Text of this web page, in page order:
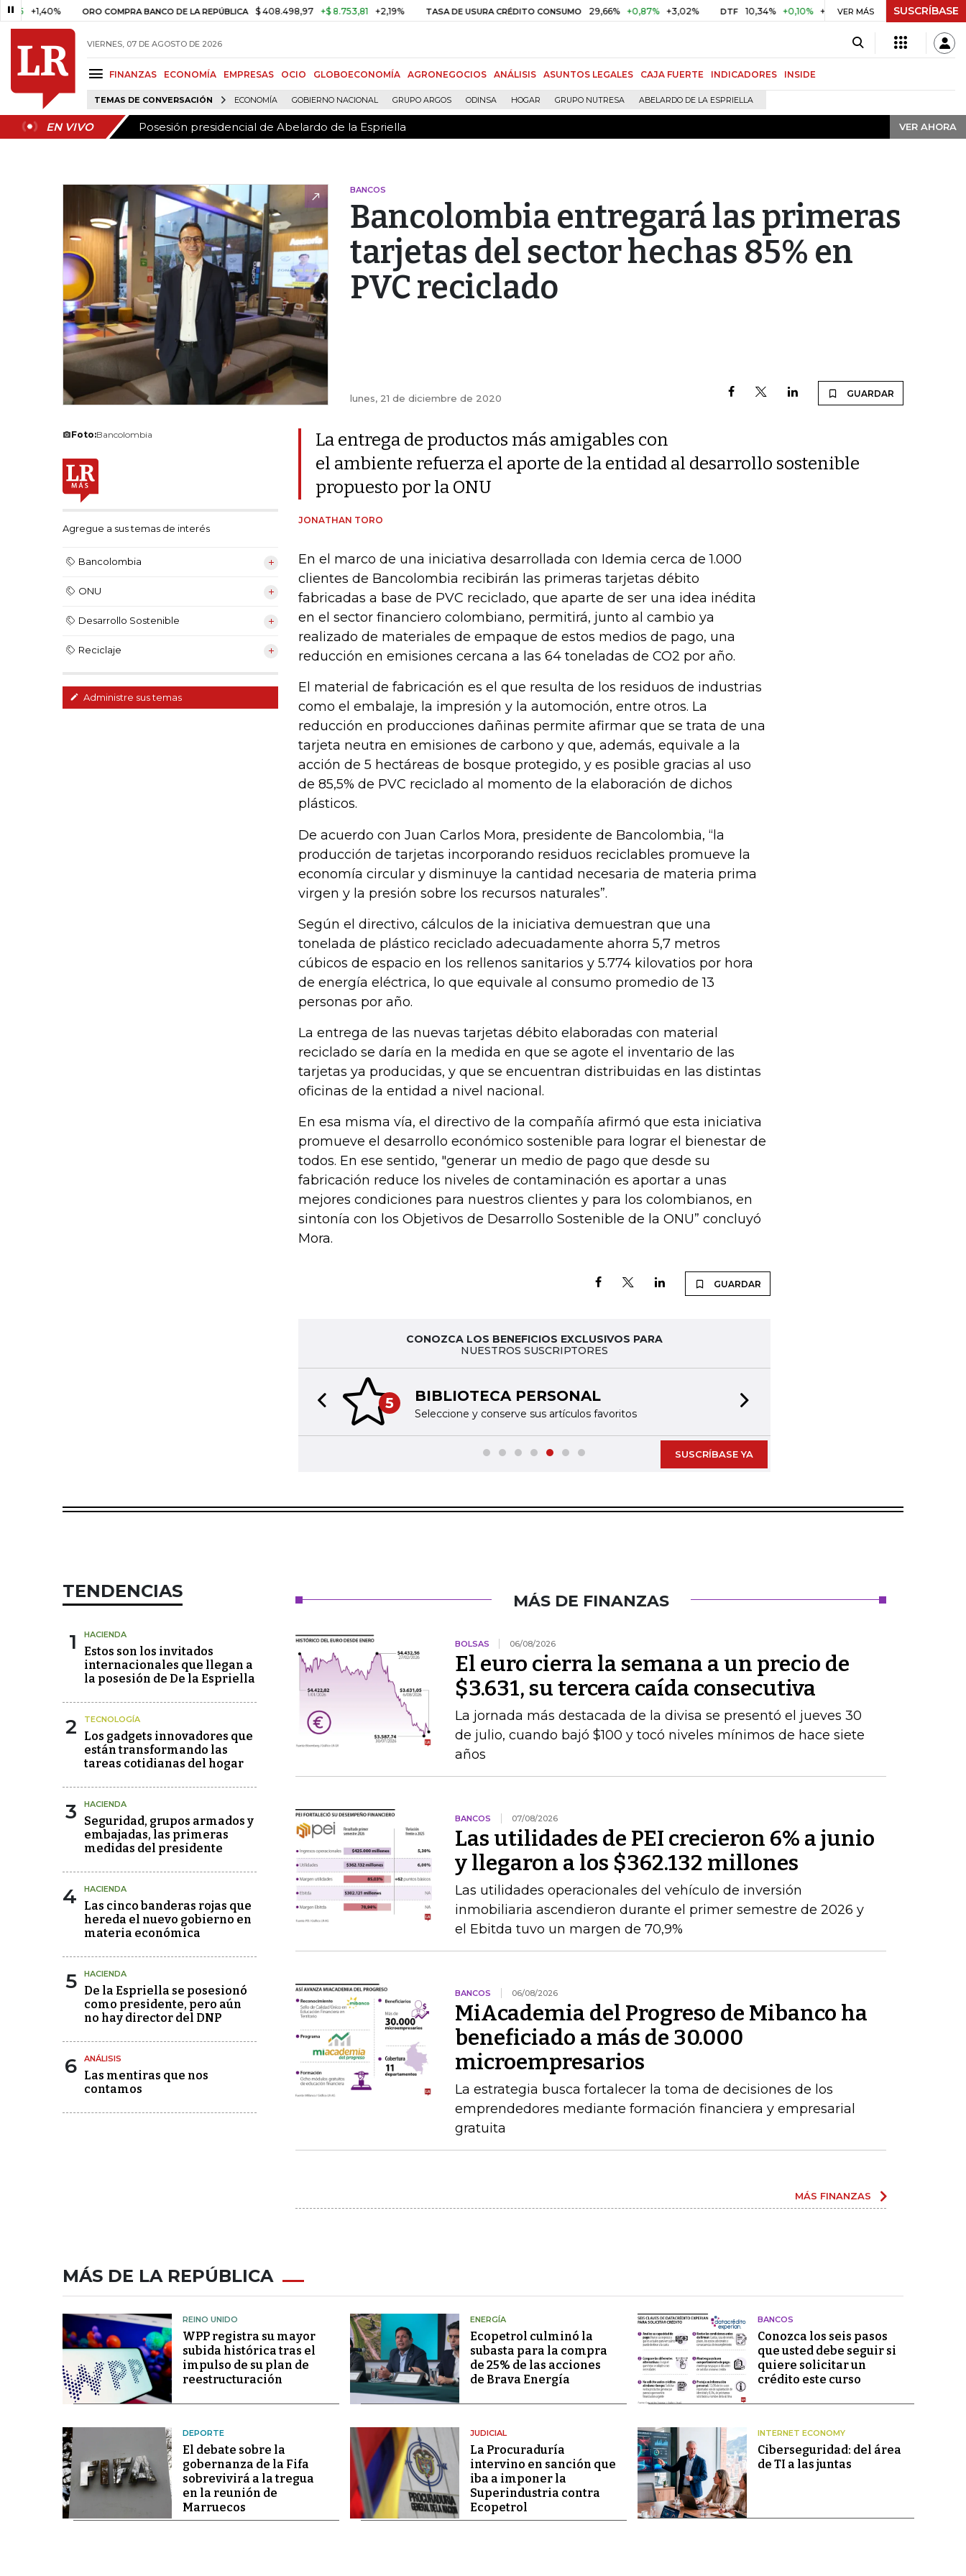
ORO COMPRA BANCO DE LA REPÚBLICA $ 408.498,97 +$ 8.753,81 +2,19% TASA DE USURA CRÉDITO CONSUMO 29,66% +0,87% +3,02% DTF 10,34% +0,10% +0,98% UVR $ 416,91 +$ 0,05
VER MÁS SUSCRÍBASE
VIERNES, 07 DE AGOSTO DE 2026
FINANZAS ECONOMÍA EMPRESAS OCIO GLOBOECONOMÍA AGRONEGOCIOS ANÁLISIS ASUNTOS LEGALES CAJA FUERTE INDICADORES INSIDE
TEMAS DE CONVERSACIÓN ECONOMÍA GOBIERNO NACIONAL GRUPO ARGOS ODINSA HOGAR GRUPO NUTRESA ABELARDO DE LA ESPRIELLA
EN VIVO Posesión presidencial de Abelardo de la Espriella VER AHORA
EN VIVO Posesión presidencial de Abelardo de la Espriella VER AHORA
BANCOS
Bancolombia entregará las primeras
tarjetas del sector hechas 85% en
PVC reciclado
lunes, 21 de diciembre de 2020 GUARDAR
Foto:Bancolombia
Agregue a sus temas de interés
Bancolombia
ONU
Desarrollo Sostenible
Reciclaje
Administre sus temas
La entrega de productos más amigables con
el ambiente refuerza el aporte de la entidad al desarrollo sostenible
propuesto por la ONU
JONATHAN TORO
En el marco de una iniciativa desarrollada con Idemia cerca de 1.000
clientes de Bancolombia recibirán las primeras tarjetas débito
fabricadas a base de PVC reciclado, que aparte de ser una idea inédita
en el sector financiero colombiano, permitirá, junto al cambio ya
realizado de materiales de empaque de estos medios de pago, una
reducción en emisiones cercana a las 64 toneladas de CO2 por año.
El material de fabricación es el que resulta de los residuos de industrias
como el embalaje, la impresión y la automoción, entre otros. La
reducción en producciones dañinas permite afirmar que se trata de una
tarjeta neutra en emisiones de carbono y que, además, equivale a la
acción de 5 hectáreas de bosque protegido, y es posible gracias al uso
de 85,5% de PVC reciclado al momento de la elaboración de dichos
plásticos.
De acuerdo con Juan Carlos Mora, presidente de Bancolombia, “la
producción de tarjetas incorporando residuos reciclables promueve la
economía circular y disminuye la cantidad necesaria de materia prima
virgen y la presión sobre los recursos naturales”.
Según el directivo, cálculos de la iniciativa demuestran que una
tonelada de plástico reciclado adecuadamente ahorra 5,7 metros
cúbicos de espacio en los rellenos sanitarios y 5.774 kilovatios por hora
de energía eléctrica, lo que equivale al consumo promedio de 13
personas por año.
La entrega de las nuevas tarjetas débito elaboradas con material
reciclado se daría en la medida en que se agote el inventario de las
tarjetas ya producidas, y que se encuentran distribuidas en las distintas
oficinas de la entidad a nivel nacional.
En esa misma vía, el directivo de la compañía afirmó que esta iniciativa
promueve el desarrollo económico sostenible para lograr el bienestar de
todos. En ese sentido, "generar un medio de pago que desde su
fabricación reduce los niveles de contaminación es aportar a unas
mejores condiciones para nuestros clientes y para los colombianos, en
sintonía con los Objetivos de Desarrollo Sostenible de la ONU” concluyó
Mora.
GUARDAR
CONOZCA LOS BENEFICIOS EXCLUSIVOS PARA
NUESTROS SUSCRIPTORES
5 BIBLIOTECA PERSONAL
Seleccione y conserve sus artículos favoritos
Previous slide
SUSCRÍBASE YA
TENDENCIAS
1 HACIENDA
Estos son los invitados
internacionales que llegan a
la posesión de De la Espriella
2 TECNOLOGÍA
Los gadgets innovadores que
están transformando las
tareas cotidianas del hogar
3 HACIENDA
Seguridad, grupos armados y
embajadas, las primeras
medidas del presidente
4 HACIENDA
Las cinco banderas rojas que
hereda el nuevo gobierno en
materia económica
5 HACIENDA
De la Espriella se posesionó
como presidente, pero aún
no hay director del DNP
6 ANÁLISIS
Las mentiras que nos
contamos
MÁS DE FINANZAS
BOLSAS 06/08/2026
El euro cierra la semana a un precio de
$3.631, su tercera caída consecutiva
La jornada más destacada de la divisa se presentó el jueves 30
de julio, cuando bajó $100 y tocó niveles mínimos de hace siete
años
BANCOS 07/08/2026
Las utilidades de PEI crecieron 6% a junio
y llegaron a los $362.132 millones
Las utilidades operacionales del vehículo de inversión
inmobiliaria ascendieron durante el primer semestre de 2026 y
el Ebitda tuvo un margen de 70,9%
BANCOS 06/08/2026
MiAcademia del Progreso de Mibanco ha
beneficiado a más de 30.000
microempresarios
La estrategia busca fortalecer la toma de decisiones de los
emprendedores mediante formación financiera y empresarial
gratuita
MÁS FINANZAS
MÁS DE LA REPÚBLICA
REINO UNIDO
WPP registra su mayor
subida histórica tras el
impulso de su plan de
reestructuración
ENERGÍA
Ecopetrol culminó la
subasta para la compra
de 25% de las acciones
de Brava Energía
BANCOS
Conozca los seis pasos
que usted debe seguir si
quiere solicitar un
crédito este curso
DEPORTE
El debate sobre la
gobernanza de la Fifa
sobrevivirá a la tregua
en la reunión de
Marruecos
JUDICIAL
La Procuraduría
intervino en sanción que
iba a imponer la
Superindustria contra
Ecopetrol
INTERNET ECONOMY
Ciberseguridad: del área
de TI a las juntas